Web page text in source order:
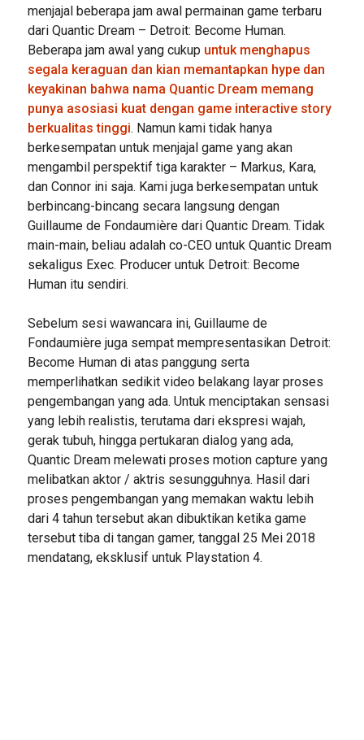
menjajal beberapa jam awal permainan game terbaru
dari Quantic Dream – Detroit: Become Human.
Beberapa jam awal yang cukup untuk menghapus
segala keraguan dan kian memantapkan hype dan
keyakinan bahwa nama Quantic Dream memang
punya asosiasi kuat dengan game interactive story
berkualitas tinggi. Namun kami tidak hanya
berkesempatan untuk menjajal game yang akan
mengambil perspektif tiga karakter – Markus, Kara,
dan Connor ini saja. Kami juga berkesempatan untuk
berbincang-bincang secara langsung dengan
Guillaume de Fondaumière dari Quantic Dream. Tidak
main-main, beliau adalah co-CEO untuk Quantic Dream
sekaligus Exec. Producer untuk Detroit: Become
Human itu sendiri.
Sebelum sesi wawancara ini, Guillaume de
Fondaumière juga sempat mempresentasikan Detroit:
Become Human di atas panggung serta
memperlihatkan sedikit video belakang layar proses
pengembangan yang ada. Untuk menciptakan sensasi
yang lebih realistis, terutama dari ekspresi wajah,
gerak tubuh, hingga pertukaran dialog yang ada,
Quantic Dream melewati proses motion capture yang
melibatkan aktor / aktris sesungguhnya. Hasil dari
proses pengembangan yang memakan waktu lebih
dari 4 tahun tersebut akan dibuktikan ketika game
tersebut tiba di tangan gamer, tanggal 25 Mei 2018
mendatang, eksklusif untuk Playstation 4.